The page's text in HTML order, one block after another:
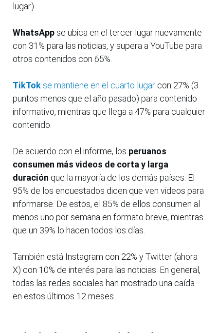
lugar).
WhatsApp se ubica en el tercer lugar nuevamente
con 31% para las noticias, y supera a YouTube para
otros contenidos con 65%.
TikTok se mantiene en el cuarto lugar con 27% (3
puntos menos que el año pasado) para contenido
informativo, mientras que llega a 47% para cualquier
contenido.
De acuerdo con el informe, los peruanos
consumen más videos de corta y larga
duración que la mayoría de los demás países. El
95% de los encuestados dicen que ven videos para
informarse. De estos, el 85% de ellos consumen al
menos uno por semana en formato breve, mientras
que un 39% lo hacen todos los días.
También está Instagram con 22% y Twitter (ahora
X) con 10% de interés para las noticias. En general,
todas las redes sociales han mostrado una caída
en estos últimos 12 meses.